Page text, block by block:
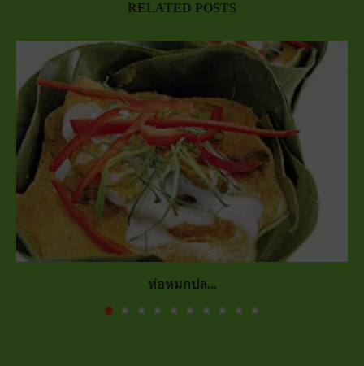
RELATED POSTS
ห่อหมกปล...